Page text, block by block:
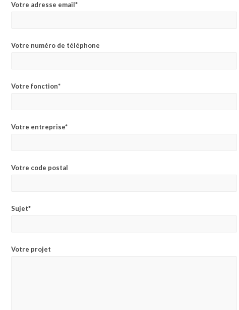
Votre adresse email*
Votre numéro de téléphone
Votre fonction*
Votre entreprise*
Votre code postal
Sujet*
Votre projet